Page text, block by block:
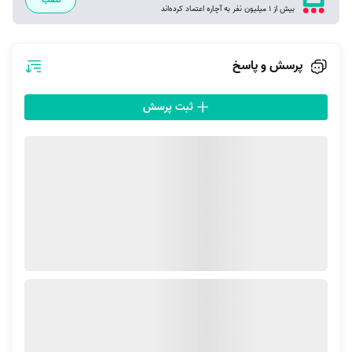
یکی دیگر از مزایای اصلی آچاره قم
برای تعمیر ماشین لباسشویی در قم،
بررسی شده و حدود مبلغ نهایی به شما نمایش داده می‌شود. به این ترتیب،
نگرانی بابت تغییر قیمت در لحظه آخر وجود ندارد. شما می‌توانید با دید روشن
نسبت به هزینه تصمیم بگیرید و پرداخت تنها پس از رضایت از خدمات انجام
خواهد شد.
یک این امکان را خواهید داشت تا عملکرد آن‌ها را در ارائه خدمات تعمیر
بیش از 1 میلیون نفر به آچاره اعتماد کرده‌اند
پرسش و پاسخ